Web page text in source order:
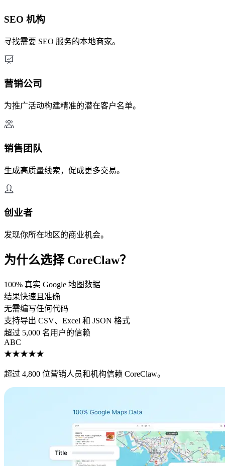
SEO 机构
寻找需要 SEO 服务的本地商家。
营销公司
为推广活动构建精准的潜在客户名单。
销售团队
生成高质量线索，促成更多交易。
创业者
发现你所在地区的商业机会。
为什么选择 CoreClaw？
100% 真实 Google 地图数据
结果快速且准确
无需编写任何代码
支持导出 CSV、Excel 和 JSON 格式
超过 5,000 名用户的信赖
ABC
★★★★★
超过 4,800 位营销人员和机构信赖 CoreClaw。